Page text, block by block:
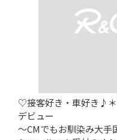
♡接客好き・車好き♪＊
デビュー
～CMでもお馴染み大手